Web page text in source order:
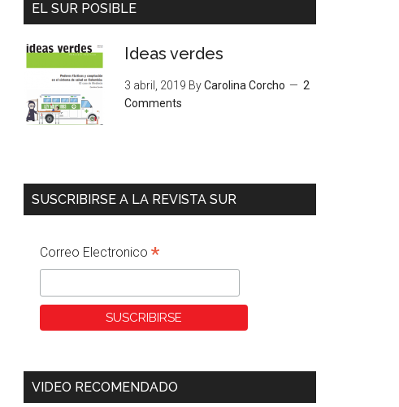
EL SUR POSIBLE
Ideas verdes
3 abril, 2019 ByCarolina Corcho
2
Comments
SUSCRIBIRSE A LA REVISTA SUR
Correo Electronico *
VIDEO RECOMENDADO